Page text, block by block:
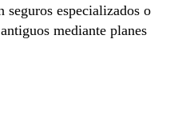
seguros especializados o
mediante planes